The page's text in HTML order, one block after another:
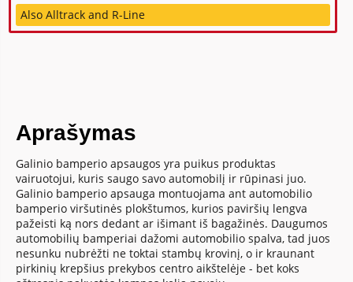
Also Alltrack and R-Line
Aprašymas
Galinio bamperio apsaugos yra puikus produktas
vairuotojui, kuris saugo savo automobilį ir rūpinasi juo.
Galinio bamperio apsauga montuojama ant automobilio
bamperio viršutinės plokštumos, kurios paviršių lengva
pažeisti ką nors dedant ar išimant iš bagažinės. Daugumos
automobilių bamperiai dažomi automobilio spalva, tad juos
nesunku nubrėžti ne toktai stambų krovinį, o ir kraunant
pirkinių krepšius prekybos centro aikštelėje - bet koks